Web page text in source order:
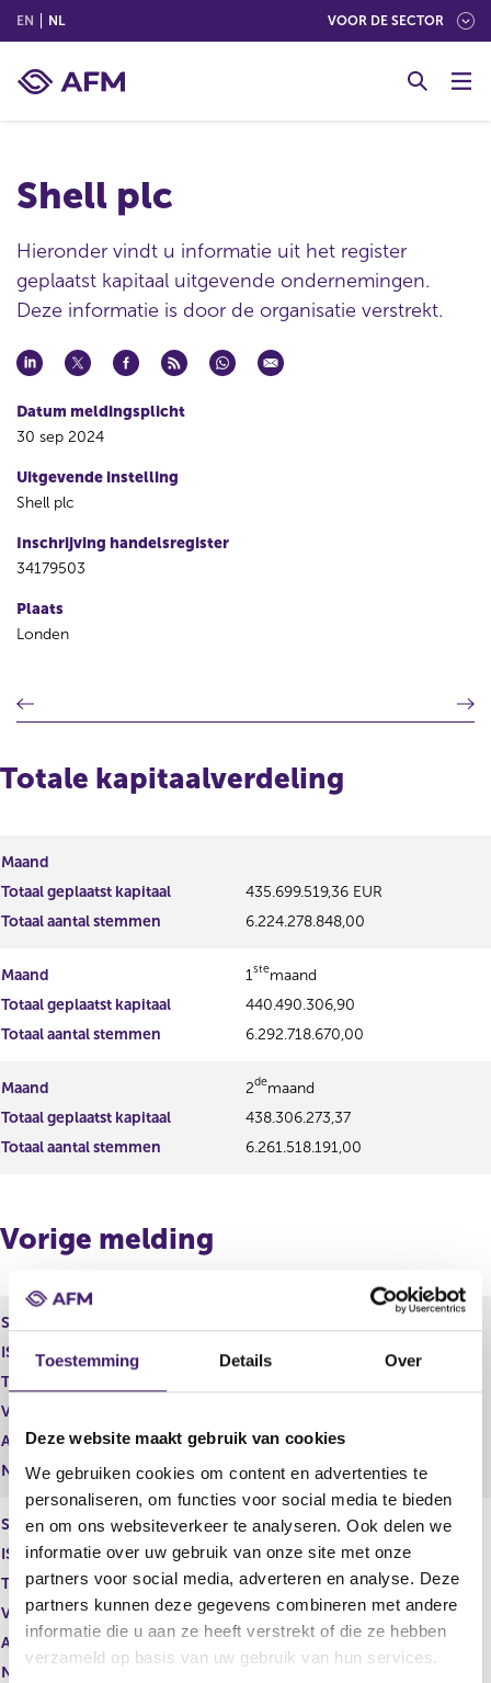
Toestemming Details Over
Deze website maakt gebruik van cookies
We gebruiken cookies om content en advertenties te
personaliseren, om functies voor social media te bieden
en om ons websiteverkeer te analyseren. Ook delen we
informatie over uw gebruik van onze site met onze
partners voor social media, adverteren en analyse. Deze
partners kunnen deze gegevens combineren met andere
informatie die u aan ze heeft verstrekt of die ze hebben
verzameld op basis van uw gebruik van hun services.
EN (ENGLISH)
NL(NEDERLANDS (NEDERLAND)) VOOR DE SECTOR
Shell plc
Hieronder vindt u informatie uit het register
geplaatst kapitaal uitgevende ondernemingen.
Deze informatie is door de organisatie verstrekt.
Datum meldingsplicht
30 sep 2024
Uitgevende instelling
Shell plc
Inschrijving handelsregister
34179503
Plaats
Londen
o
i
g
e
i
s
e
r
r
e
l
t
a
V
o
Totale kapitaalverdeling
Maand
Totaal geplaatst kapitaal
435.699.519,36 EUR
Totaal aantal stemmen
6.224.278.848,00
Maand 1stemaand
Totaal geplaatst kapitaal
440.490.306,90
Totaal aantal stemmen
6.292.718.670,00
Maand 2demaand
Totaal geplaatst kapitaal
438.306.273,37
Totaal aantal stemmen
6.261.518.191,00
Vorige melding
Soort aandeel
ISIN
GB00B03MLX29
Toelichting
Vorige melding
Aantal stemmen
1,00
Nominale waarde
0
Soort aandeel
Aandelen B
ISIN
GB00B03MM408
Toelichting
0,07
Vorige melding
0
Aantal stemmen
1,00
Nominale waarde